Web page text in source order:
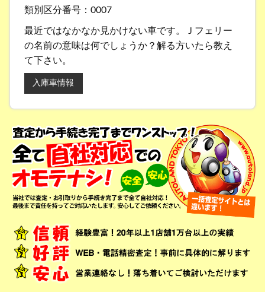
類別区分番号：0007
最近ではなかなか見かけない車です。Ｊフェリー
の名前の意味は何でしょうか？解る方いたら教え
て下さい。
入庫車情報